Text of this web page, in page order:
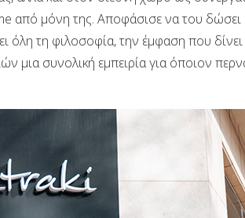
από μόνη της. Αποφάσισε να του δώσει
όλη τη φιλοσοφία, την έμφαση που
μια συνολική εμπειρία για όποιον